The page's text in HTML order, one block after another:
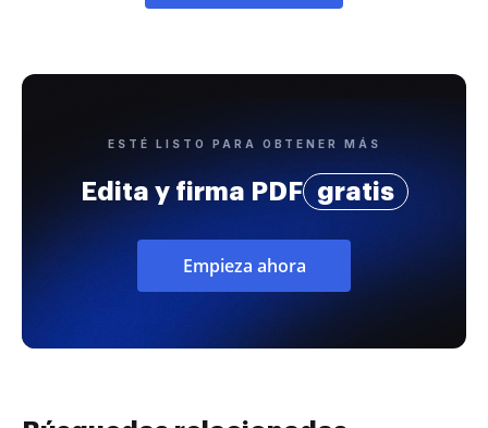
ESTÉ LISTO PARA OBTENER MÁS
Edita y firma PDF gratis
Empieza ahora